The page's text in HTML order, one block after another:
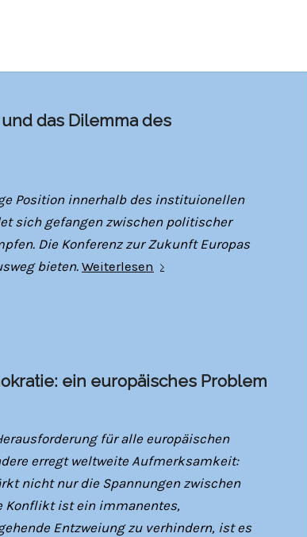
das Dilemma des
Position innerhalb des instituionellen
sich gefangen zwischen politischer
Die Konferenz zur Zukunft Europas
bieten.Weiterlesen
ein europäisches Problem
für alle europäischen
erregt weltweite Aufmerksamkeit:
nicht nur die Spannungen zwischen
Konflikt ist ein immanentes,
Entzweiung zu verhindern, ist es